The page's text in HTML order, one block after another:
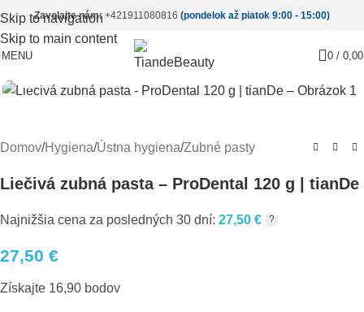
Skip to navigation
Skip to main content
Zavolajte nám: +421911080816 (pondelok až piatok 9:00 - 15:00)
MENU 0 /
Pre zväčšenie kliknite
Domov/Hygiena/Ústna hygiena/Zubné pasty
Liečivá zubná pasta – ProDental 120 g | tianDe
Najnižšia cena za posledných 30 dní: 27,50 € ?
27,50 €
Získajte 16,90 bodov